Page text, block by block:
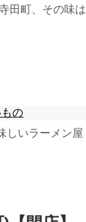
田町、その味は
の
しいラーメン屋